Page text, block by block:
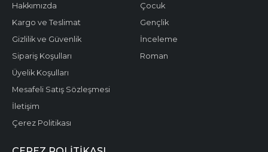
Hakkımızda
Kargo ve Teslimat
Gizlilik ve Güvenlik
Sipariş Koşulları
Üyelik Koşulları
Mesafeli Satış Sözleşmesi
İletişim
Çerez Politikası
Çocuk
Gençlik
İnceleme
Roman